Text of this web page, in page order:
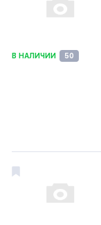
В НАЛИЧИИ 50